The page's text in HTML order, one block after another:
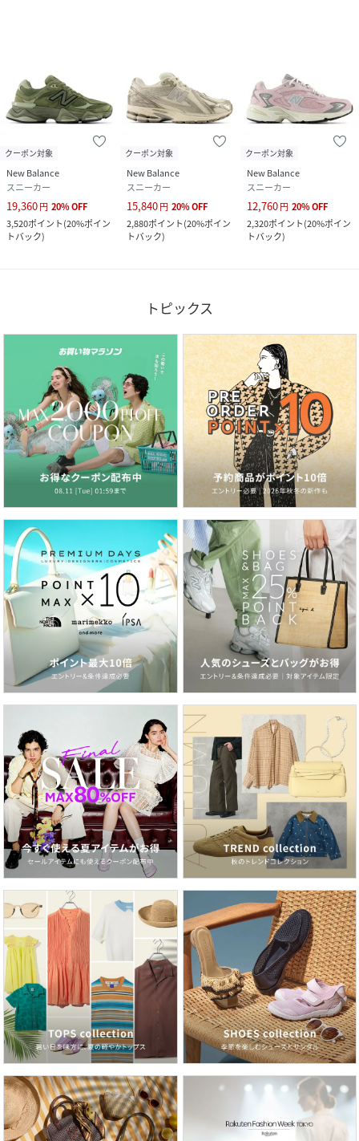
クーポン対象
New Balance
スニーカー
19,360円 20%OFF
3,520ポイント(20%ポイン
トバック)
クーポン対象
New Balance
スニーカー
15,840円 20%OFF
2,880ポイント(20%ポイン
トバック)
クーポン対象
New Balance
スニーカー
12,760円 20%OFF
2,320ポイント(20%ポイン
トバック)
トピックス